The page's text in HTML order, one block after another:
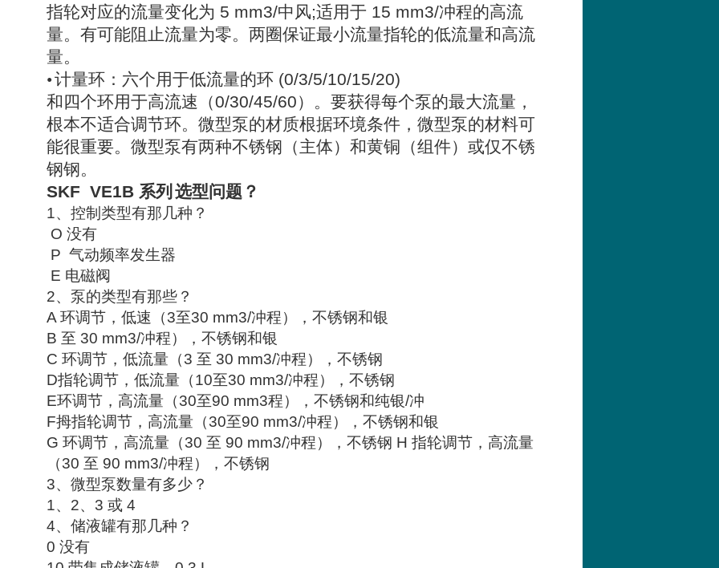
指轮对应的流量变化为 5 mm3/中风;适用于 15 mm3/冲程的高流
量。有可能阻止流量为零。两圈保证最小流量指轮的低流量和高流
量。
•计量环：六个用于低流量的环 (0/3/5/10/15/20)
和四个环用于高流速（0/30/45/60）。要获得每个泵的最大流量，
根本不适合调节环。微型泵的材质根据环境条件，微型泵的材料可
能很重要。微型泵有两种不锈钢（主体）和黄铜（组件）或仅不锈
钢钢。
SKF VE1B 系列 选型问题？
1、控制类型有那几种？
O 没有
P 气动频率发生器
E 电磁阀
2、泵的类型有那些？
A 环调节，低速（3至30 mm3/冲程），不锈钢和银
B 至 30 mm3/冲程），不锈钢和银
C 环调节，低流量（3 至 30 mm3/冲程），不锈钢
D指轮调节，低流量（10至30 mm3/冲程），不锈钢
E环调节，高流量（30至90 mm3程），不锈钢和纯银/冲
F拇指轮调节，高流量（30至90 mm3/冲程），不锈钢和银
G 环调节，高流量（30 至 90 mm3/冲程），不锈钢 H 指轮调节，高流量
（30 至 90 mm3/冲程），不锈钢
3、微型泵数量有多少？
1、 2、 3 或 4
4、储液罐有那几种？
0 没有